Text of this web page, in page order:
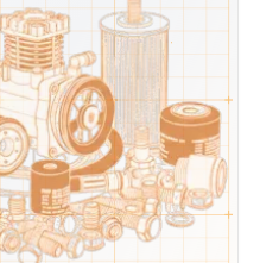
de disponibilité des stocks.
24h/48h par les
en France
(hors Corse et DOM-
: le coût exact est